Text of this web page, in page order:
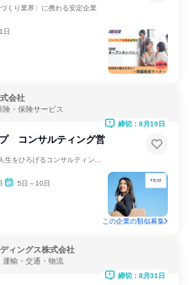
くり業界〉に携わる安定企業
1日
会社
・保険サービス
コンサルティング営
5日～10日
締切：8月19日
この企業の類似募集
ィングス株式会社
輸・交通・物流
締切：8月31日